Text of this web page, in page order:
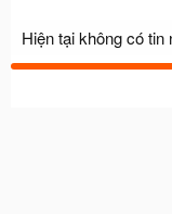
Hiện tại không có